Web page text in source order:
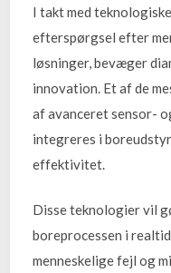
I takt med
efterspørgsel efter
løsninger, bevæger
innovation. Et af de
af avanceret sensor-
integreres i
effektivitet.
Disse teknologier vil
boreprocessen i
menneskelige fejl og